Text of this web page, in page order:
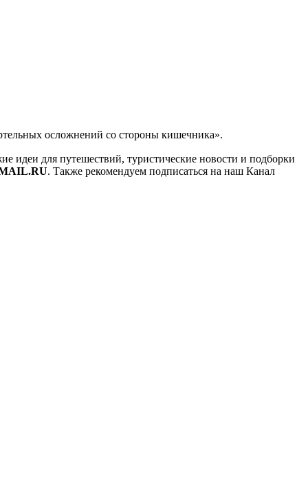
осложнений со стороны кишечника».
идеи для путешествий, туристические новости и подборки
. Также рекомендуем подписаться на наш Канал